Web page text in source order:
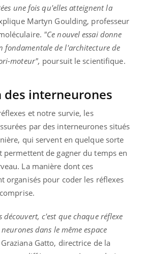
une fois qu'elles atteignent la
Martyn Goulding, professeur
"Ce nouvel essai donne
fondamentale de l'architecture de
moteur", poursuit le scientifique.
des interneurones
et notre survie, les
par des interneurones situés
qui servent en quelque sorte
permettent de gagner du temps en
La manière dont ces
organisés pour coder les réflexes
découvert, c'est que chaque réflexe
dans le même espace
Gatto, directrice de la